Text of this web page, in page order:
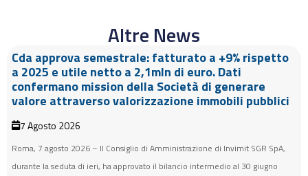
Altre News
Cda approva semestrale: fatturato a +9% rispetto
a 2025 e utile netto a 2,1mln di euro. Dati
confermano mission della Società di generare
valore attraverso valorizzazione immobili pubblici
7 Agosto 2026
Roma, 7 agosto 2026 – Il Consiglio di Amministrazione di Invimit SGR SpA,
durante la seduta di ieri, ha approvato il bilancio intermedio al 30 giugno